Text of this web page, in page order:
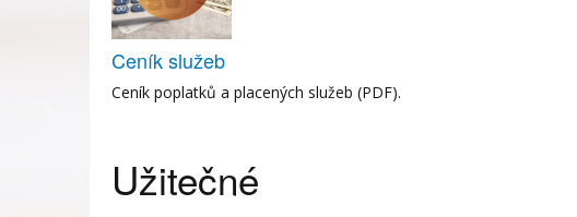
Ceník služeb
Ceník poplatků a placených služeb (PDF).
Užitečné